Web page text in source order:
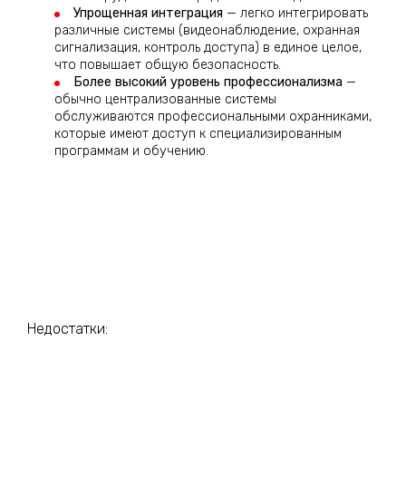
Упрощенная интеграция — легко интегрировать
различные системы (видеонаблюдение, охранная
сигнализация, контроль доступа) в единое целое,
что повышает общую безопасность.
Более высокий уровень профессионализма —
обычно централизованные системы
обслуживаются профессиональными охранниками,
которые имеют доступ к специализированным
программам и обучению.
Недостатки: